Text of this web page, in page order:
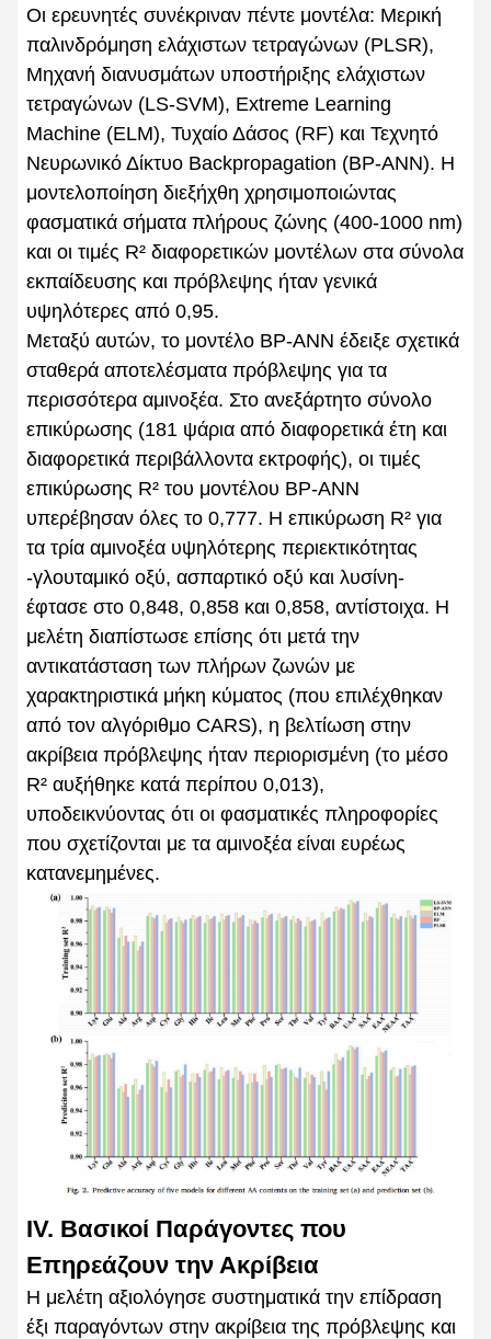
Οι ερευνητές συνέκριναν πέντε μοντέλα: Μερική
παλινδρόμηση ελάχιστων τετραγώνων (PLSR),
Μηχανή διανυσμάτων υποστήριξης ελάχιστων
τετραγώνων (LS-SVM), Extreme Learning
Machine (ELM), Τυχαίο Δάσος (RF) και Τεχνητό
Νευρωνικό Δίκτυο Backpropagation (BP-ANN). Η
μοντελοποίηση διεξήχθη χρησιμοποιώντας
φασματικά σήματα πλήρους ζώνης (400-1000 nm)
και οι τιμές R² διαφορετικών μοντέλων στα σύνολα
εκπαίδευσης και πρόβλεψης ήταν γενικά
υψηλότερες από 0,95.
Μεταξύ αυτών, το μοντέλο BP-ANN έδειξε σχετικά
σταθερά αποτελέσματα πρόβλεψης για τα
περισσότερα αμινοξέα. Στο ανεξάρτητο σύνολο
επικύρωσης (181 ψάρια από διαφορετικά έτη και
διαφορετικά περιβάλλοντα εκτροφής), οι τιμές
επικύρωσης R² του μοντέλου BP-ANN
υπερέβησαν όλες το 0,777. Η επικύρωση R² για
τα τρία αμινοξέα υψηλότερης περιεκτικότητας
-γλουταμικό οξύ, ασπαρτικό οξύ και λυσίνη-
έφτασε στο 0,848, 0,858 και 0,858, αντίστοιχα. Η
μελέτη διαπίστωσε επίσης ότι μετά την
αντικατάσταση των πλήρων ζωνών με
χαρακτηριστικά μήκη κύματος (που επιλέχθηκαν
από τον αλγόριθμο CARS), η βελτίωση στην
ακρίβεια πρόβλεψης ήταν περιορισμένη (το μέσο
R² αυξήθηκε κατά περίπου 0,013),
υποδεικνύοντας ότι οι φασματικές πληροφορίες
που σχετίζονται με τα αμινοξέα είναι ευρέως
κατανεμημένες.
IV. Βασικοί Παράγοντες που
Επηρεάζουν την Ακρίβεια
Η μελέτη αξιολόγησε συστηματικά την επίδραση
έξι παραγόντων στην ακρίβεια της πρόβλεψης και